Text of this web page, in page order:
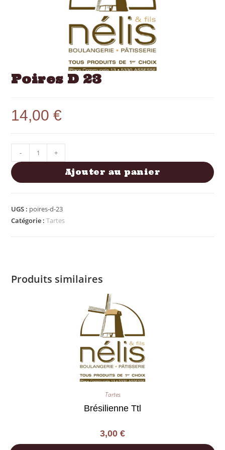
Poires D 23
14,00€
- +
Ajouter au panier
UGS : poires-d-23
Catégorie :Tartes
Produits similaires
Tartes
Brésilienne Ttl
3,00 €